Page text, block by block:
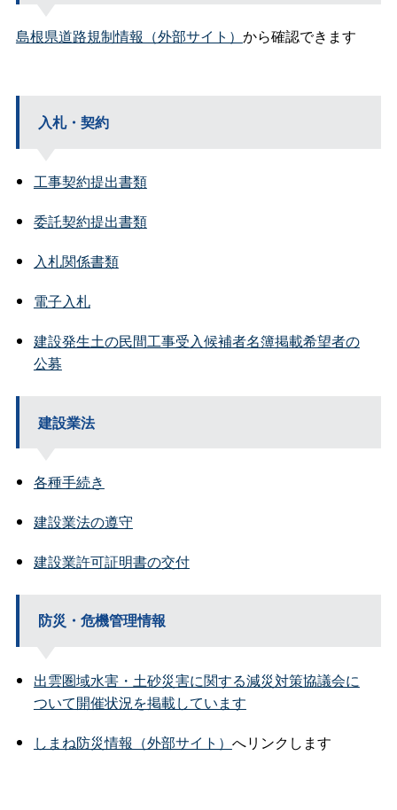
島根県道路規制情報（外部サイト） から確認できます
入札・契約
工事契約提出書類
委託契約提出書類
入札関係書類
電子入札
建設発生土の民間工事受入候補者名簿掲載希望者の
公募
建設業法
各種手続き
建設業法の遵守
建設業許可証明書の交付
防災・危機管理情報
出雲圏域水害・土砂災害に関する減災対策協議会に
ついて開催状況を掲載しています
しまね防災情報（外部サイト） へリンクします